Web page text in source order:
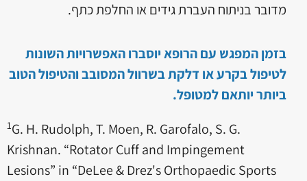
מדובר בניתוח העברת גידים או החלפת כתף.
בזמן המפגש עם הרופא יוסברו האפשרויות השונות
לטיפול בקרע או דלקת בשרוול המסובב והטיפול הטוב
ביותר יותאם למטופל.
1G. H. Rudolph, T. Moen, R. Garofalo, S. G.
Krishnan. “Rotator Cuff and Impingement
Lesions” in “DeLee & Drez's Orthopaedic Sports